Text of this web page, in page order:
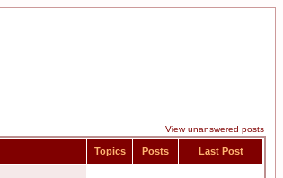
View unanswered posts
Topics Posts Last Post